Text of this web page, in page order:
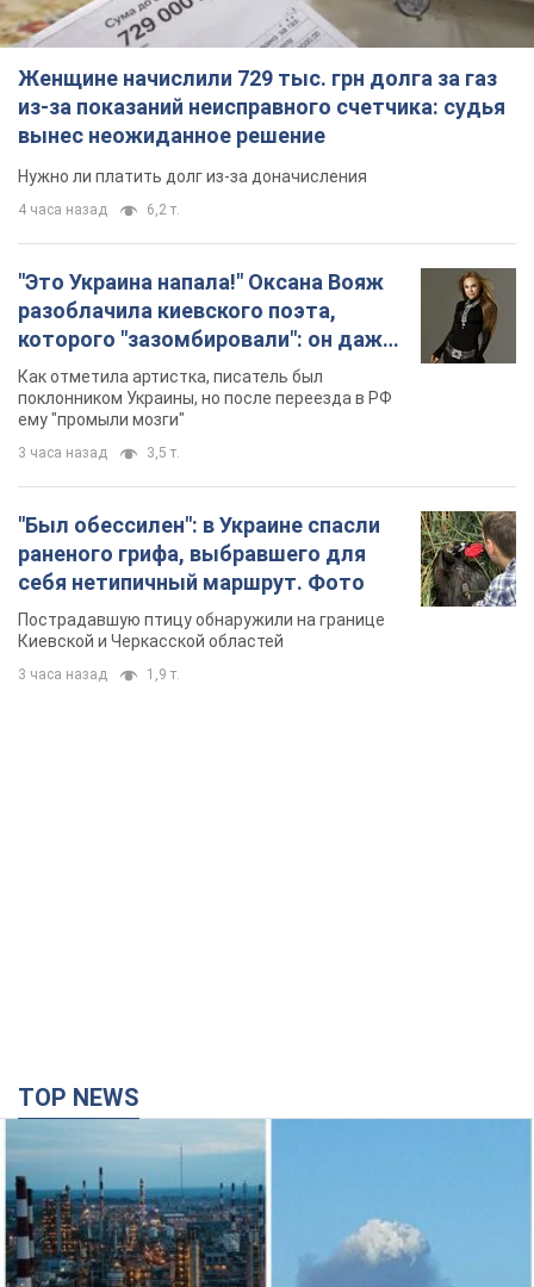
которого "зазомбировали": он даже
русского не знал, а теперь хочет
Как отметила артистка, писатель был
ему "промыли мозги"
3 часа назад 3,5 т.
"Был обессилен": в Украине спасли
раненого грифа, выбравшего для
себя нетипичный маршрут. Фото
Пострадавшую птицу обнаружили на границе
Киевской и Черкасской областей
3 часа назад 1,9 т.
Башкортостане: Зеленский раскрыл детали
В промзоне фиксирует несколько очагов пожара
час назад 27,8 т.
Россия атаковала железнодорожную станцию